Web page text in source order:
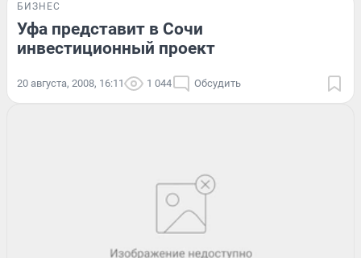
БИЗНЕС
Уфа представит в Сочи
инвестиционный проект
20 августа, 2008, 16:11 1 044 Обсудить